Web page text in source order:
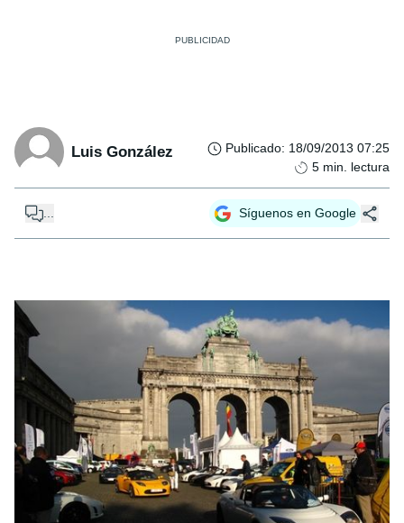
Luis González Publicado: 18/09/2013 07:25
5 min. lectura
Síguenos en Google